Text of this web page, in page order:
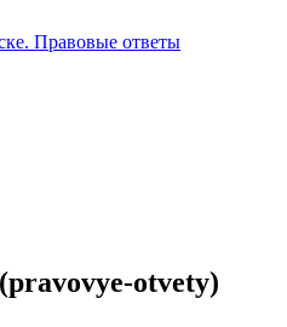
Правовые ответы
otvety)